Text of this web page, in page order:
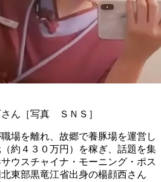
ん［写真 ＳＮＳ］
場を離れ、故郷で養豚場を運営し
約４３０万円）を稼ぎ、話題を集
ウスチャイナ・モーニング・ポス
東部黒竜江省出身の楊顔西さん